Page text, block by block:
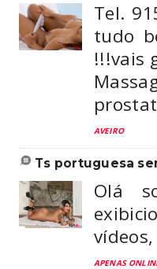
Tel.
tudo
!!!vais
AVEIRO
ts portuguesa
Olá
APENAS